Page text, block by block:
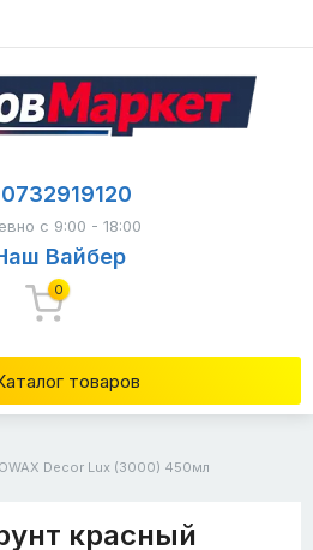
товаров
с 9:00 - 18:00
Вайбер
0
Decor Lux (3000) 450мл
красный